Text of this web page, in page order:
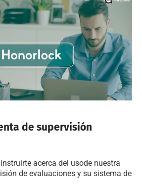
de supervisión
acerca del usode nuestra
de evaluaciones y su sistema de